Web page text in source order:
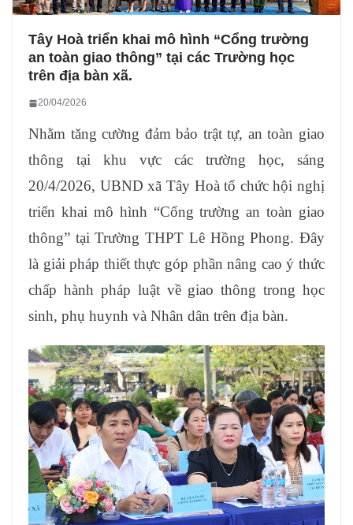
Tây Hoà triển khai mô hình “Cổng trường
an toàn giao thông” tại các Trường học
trên địa bàn xã.
20/04/2026
Nhằm tăng cường đảm bảo trật tự, an toàn giao
thông tại khu vực các trường học, sáng
20/4/2026, UBND xã Tây Hoà tổ chức hội nghị
triển khai mô hình “Cổng trường an toàn giao
thông” tại Trường THPT Lê Hồng Phong. Đây
là giải pháp thiết thực góp phần nâng cao ý thức
chấp hành pháp luật về giao thông trong học
sinh, phụ huynh và Nhân dân trên địa bàn.